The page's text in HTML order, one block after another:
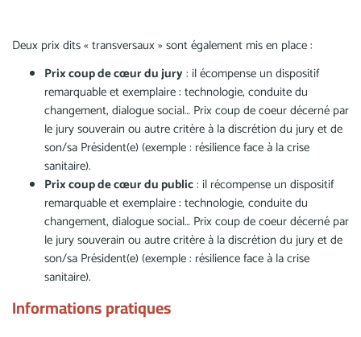
Deux prix dits « transversaux » sont également mis en place :
Prix coup de cœur du jury : il écompense un dispositif
remarquable et exemplaire : technologie, conduite du
changement, dialogue social… Prix coup de coeur décerné par
le jury souverain ou autre critère à la discrétion du jury et de
son/sa Président(e) (exemple : résilience face à la crise
sanitaire).
Prix coup de cœur du public: il récompense un dispositif
remarquable et exemplaire : technologie, conduite du
changement, dialogue social… Prix coup de coeur décerné par
le jury souverain ou autre critère à la discrétion du jury et de
son/sa Président(e) (exemple : résilience face à la crise
sanitaire).
Informations pratiques